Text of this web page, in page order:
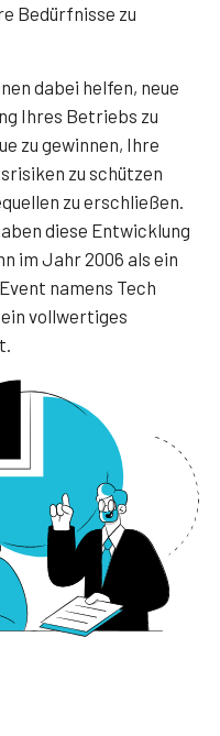
Bedürfnisse zu
dabei helfen, neue
Ihres Betriebs zu
zu gewinnen, Ihre
zu schützen
zu erschließen.
diese Entwicklung
im Jahr 2006 als ein
namens Tech
vollwertiges